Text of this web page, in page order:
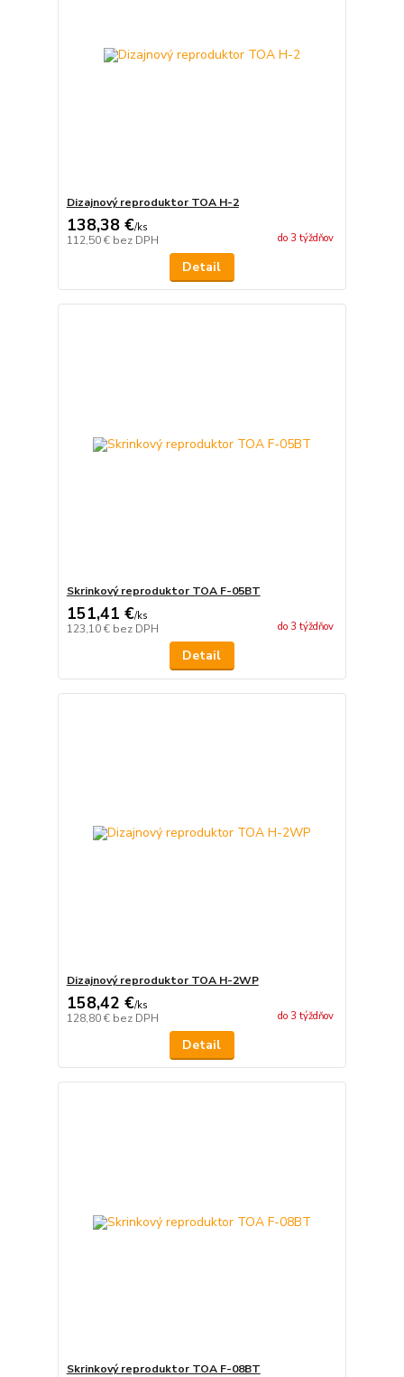
Dizajnový reproduktor TOA H-2
138,38 €/ks
112,50 € bez DPH do 3 týždňov
Detail
Skrinkový reproduktor TOA F-05BT
151,41 €/ks
123,10 € bez DPH do 3 týždňov
Detail
Dizajnový reproduktor TOA H-2WP
158,42 €/ks
128,80 € bez DPH do 3 týždňov
Detail
Skrinkový reproduktor TOA F-08BT